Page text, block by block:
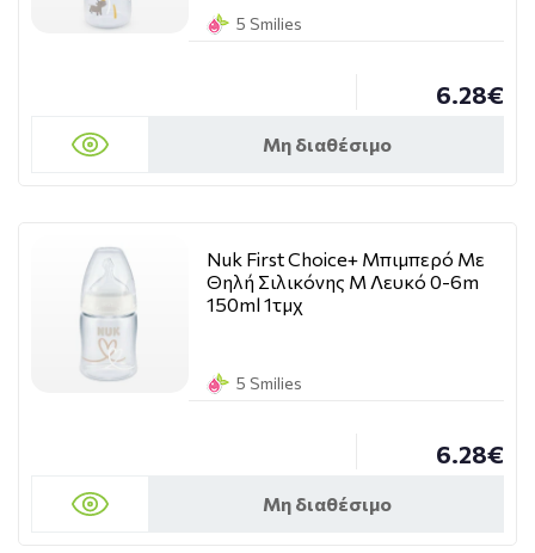
5 Smilies
6.28€
Μη διαθέσιμο
Nuk First Choice+ Μπιμπερό Με
Θηλή Σιλικόνης M Λευκό 0-6m
150ml 1τμχ
5 Smilies
6.28€
Μη διαθέσιμο